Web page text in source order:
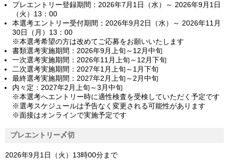
プレエントリー登録期間：2026年7月1日（水）～ 2026年9月1日
（火）13：00
本選考エントリー受付期間：2026年9月2日（水）～ 2026年11月
30日（月）13：00
※本選考希望の方は改めてご応募をお願いいたします
書類選考実施期間：2026年9月上旬～12月中旬
一次選考実施期間：2026年11月上旬～12月下旬
二次選考実施期間：2027年1月上旬～1月下旬
最終選考実施期間：2027年2月上旬～2月中旬
内々定：2027年2月上旬～3月中旬
※本選考へエントリー時に適性検査を受検していただく予定です
※選考スケジュールは予告なく変更される可能性があります
※面接はオンラインで実施予定です
プレエントリー〆切
2026年9月1日（火）13時00分まで